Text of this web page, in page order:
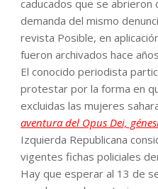
caducados que se
demanda del mismo
revista Posible, en
fueron archivados hace
El conocido periodista
protestar por la forma en
excluidas las mujeres
aventura del Opus Dei,
Izquierda Republicana
vigentes fichas policiales
Hay que esperar al 13 de